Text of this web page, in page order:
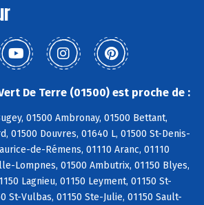
De Terre (01500) est proche de :
01500 Ambronay, 01500 Bettant,
01500 Douvres, 01640 L, 01500 St-Denis-
de-Rémens, 01110 Aranc, 01110
Lompnes, 01500 Ambutrix, 01150 Blyes,
Lagnieu, 01150 Leyment, 01150 St-
St-Vulbas, 01150 Ste-Julie, 01150 Sault-